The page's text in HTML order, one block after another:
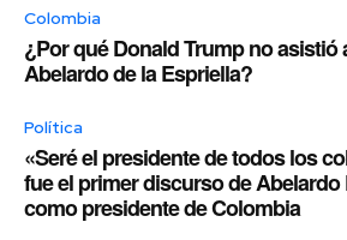
Colombia
¿Por qué Donald Trump no asistió
Abelardo de la Espriella?
Política
«Seré el presidente de todos los
fue el primer discurso de Abelardo
como presidente de Colombia